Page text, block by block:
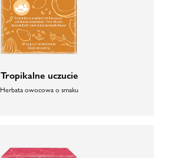
Tropikalne uczucie
Herbata owocowa o smaku